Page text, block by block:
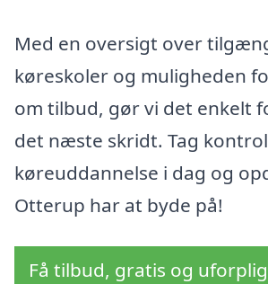
Med en oversigt over
køreskoler og muligheden
om tilbud, gør vi det enkelt
det næste skridt. Tag
køreuddannelse i dag og
Otterup har at byde på!
Få tilbud, gratis og